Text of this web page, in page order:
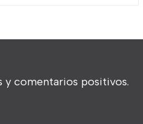
y comentarios positivos.